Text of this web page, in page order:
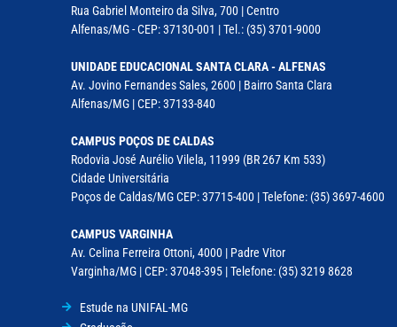
Rua Gabriel Monteiro da Silva, 700 | Centro
Alfenas/MG - CEP: 37130-001 | Tel.: (35) 3701-9000
UNIDADE EDUCACIONAL SANTA CLARA - ALFENAS
Av. Jovino Fernandes Sales, 2600 | Bairro Santa Clara
Alfenas/MG | CEP: 37133-840
CAMPUS POÇOS DE CALDAS
Rodovia José Aurélio Vilela, 11999 (BR 267 Km 533)
Cidade Universitária
Poços de Caldas/MG CEP: 37715-400 | Telefone: (35) 3697-4600
CAMPUS VARGINHA
Av. Celina Ferreira Ottoni, 4000 | Padre Vitor
Varginha/MG | CEP: 37048-395 | Telefone: (35) 3219 8628
Estude na UNIFAL-MG